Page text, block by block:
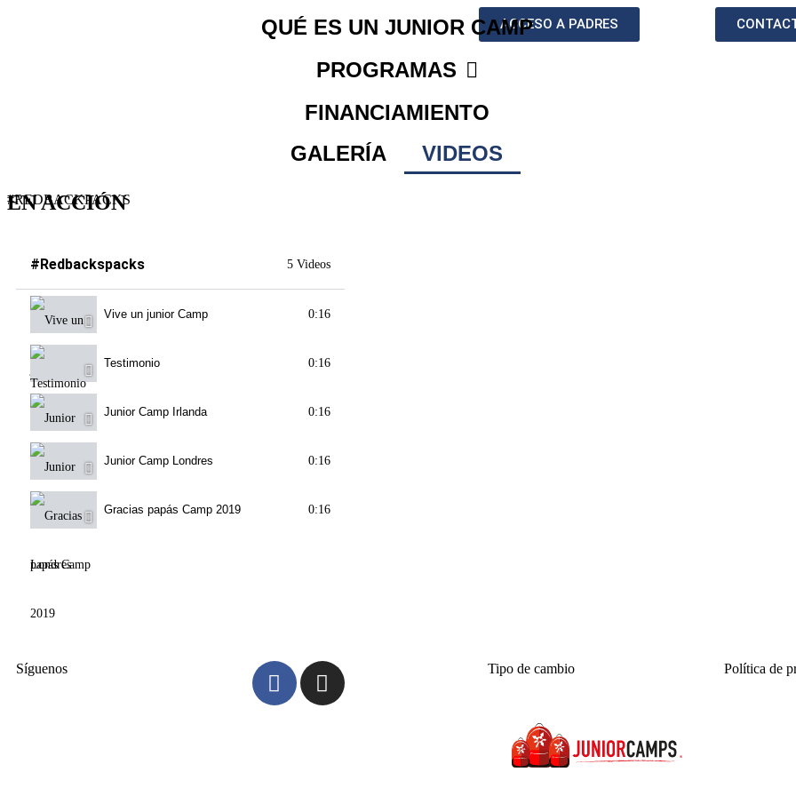
QUÉ ES UN JUNIOR CAMP
PROGRAMAS
FINANCIAMIENTO
GALERÍA
VIDEOS
ACCESO A PADRES
EN ACCIÓN
#REDBACKPACKS
#Redbackspacks 5 Videos
Vive un junior Camp 0:16
Testimonio 0:16
Junior Camp Irlanda 0:16
Junior Camp Londres 0:16
Gracias papás Camp 2019 0:16
Síguenos Tipo de cambio Política de